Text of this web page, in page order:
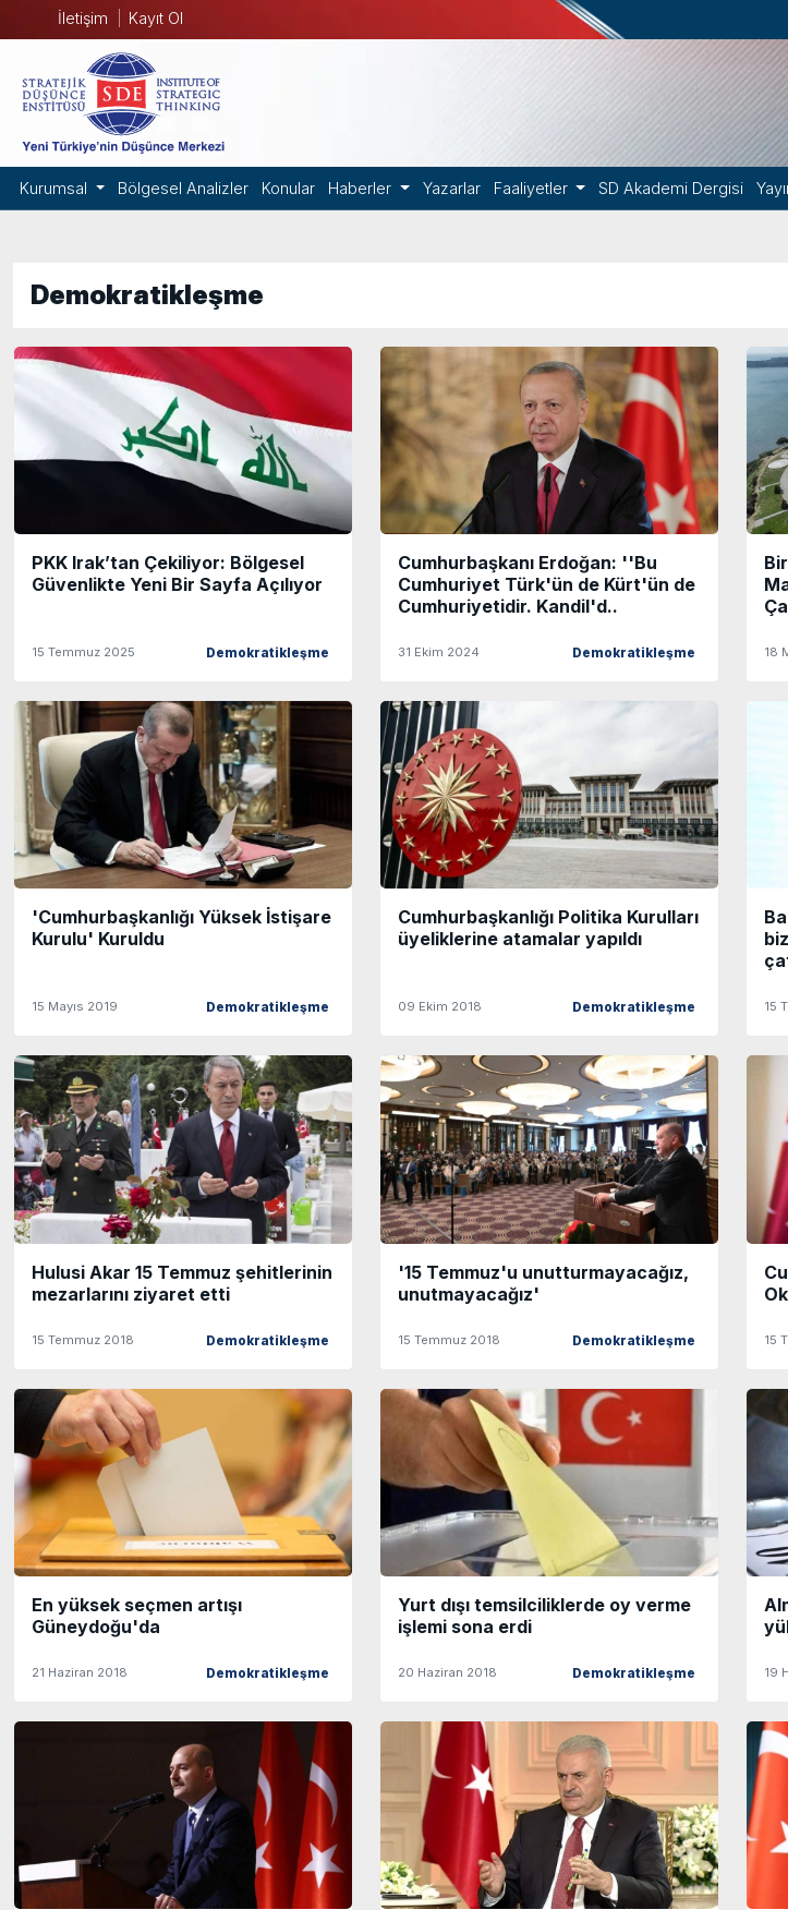
İletişim Kayıt Ol
Kurumsal Bölgesel Analizler Konular Haberler Yazarlar Faaliyetler SD Akademi Dergisi
Demokratikleşme
PKK Irak’tan Çekiliyor: Bölgesel
Güvenlikte Yeni Bir Sayfa Açılıyor
15 Temmuz 2025 Demokratikleşme
Cumhurbaşkanı Erdoğan: ''Bu
Cumhuriyet Türk'ün de Kürt'ün de
Cumhuriyetidir. Kandil'd..
31 Ekim 2024 Demokratikleşme 18
'Cumhurbaşkanlığı Yüksek İstişare
Kurulu' Kuruldu
15 Mayıs 2019 Demokratikleşme
Cumhurbaşkanlığı Politika Kurulları
üyeliklerine atamalar yapıldı
09 Ekim 2018 Demokratikleşme 15
Hulusi Akar 15 Temmuz şehitlerinin
mezarlarını ziyaret etti
15 Temmuz 2018 Demokratikleşme
'15 Temmuz'u unutturmayacağız,
unutmayacağız'
15 Temmuz 2018 Demokratikleşme 15
En yüksek seçmen artışı
Güneydoğu'da
21 Haziran 2018 Demokratikleşme
Yurt dışı temsilciliklerde oy verme
işlemi sona erdi
20 Haziran 2018 Demokratikleşme 19